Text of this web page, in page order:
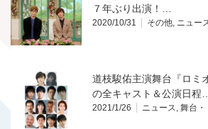
７年ぶり出演！…
2020/10/31 その他, ニュー
道枝駿佑主演舞台『ロミ
の全キャスト＆公演日程…
2021/1/26 ニュース, 舞台・